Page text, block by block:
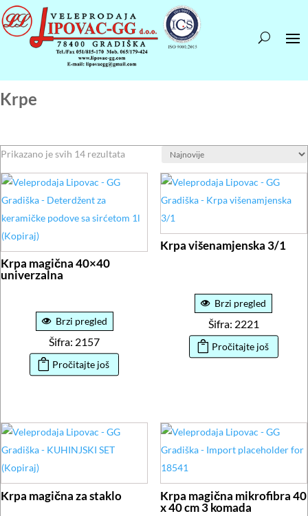
Krpe
Prikazano je svih 14 rezultataSortirano
najnovijem
Krpa magična 40×40
univerzalna
Brzi pregled
Šifra: 2157
Pročitajte još
Krpa višenamjenska 3/1
Brzi pregled
Šifra: 2221
Pročitajte još
Krpa magična za staklo
Krpa magična mikrofibra 40
x 40 cm 3 komada